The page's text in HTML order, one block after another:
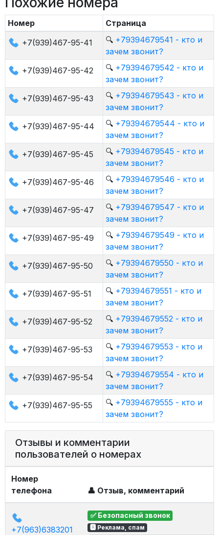
Номер
Страница
+7(939)467-95-41
🔍 +79394679541 - кто и
зачем звонит?
+7(939)467-95-42
🔍 +79394679542 - кто и
зачем звонит?
+7(939)467-95-43
🔍 +79394679543 - кто и
зачем звонит?
+7(939)467-95-44
🔍 +79394679544 - кто и
зачем звонит?
+7(939)467-95-45
🔍 +79394679545 - кто и
зачем звонит?
+7(939)467-95-46
🔍 +79394679546 - кто и
зачем звонит?
+7(939)467-95-47
🔍 +79394679547 - кто и
зачем звонит?
+7(939)467-95-49
🔍 +79394679549 - кто и
зачем звонит?
+7(939)467-95-50
🔍 +79394679550 - кто и
зачем звонит?
+7(939)467-95-51
🔍 +79394679551 - кто и
зачем звонит?
+7(939)467-95-52
🔍 +79394679552 - кто и
зачем звонит?
+7(939)467-95-53
🔍 +79394679553 - кто и
зачем звонит?
+7(939)467-95-54
🔍 +79394679554 - кто и
зачем звонит?
+7(939)467-95-55
🔍 +79394679555 - кто и
зачем звонит?
Отзывы и комментарии
пользователей о номерах
Номер
телефона
👤 Отзыв, комментарий
+7(963)6383201
✅ Безопасный звонок
🅰 Реклама, спам